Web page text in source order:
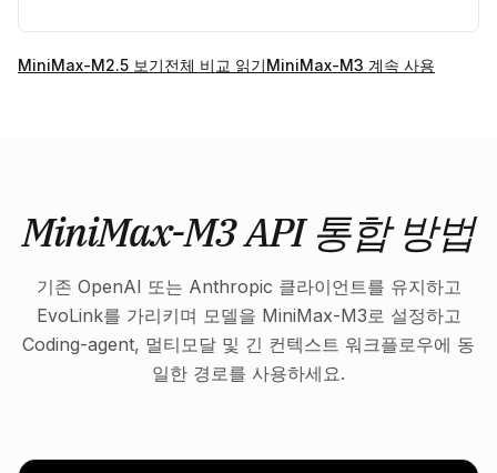
MiniMax-M2.5 보기전체 비교 읽기MiniMax-M3 계속 사용
MiniMax-M3 API 통합 방법
기존 OpenAI 또는 Anthropic 클라이언트를 유지하고
EvoLink를 가리키며 모델을 MiniMax-M3로 설정하고
Coding-agent, 멀티모달 및 긴 컨텍스트 워크플로우에 동
일한 경로를 사용하세요.